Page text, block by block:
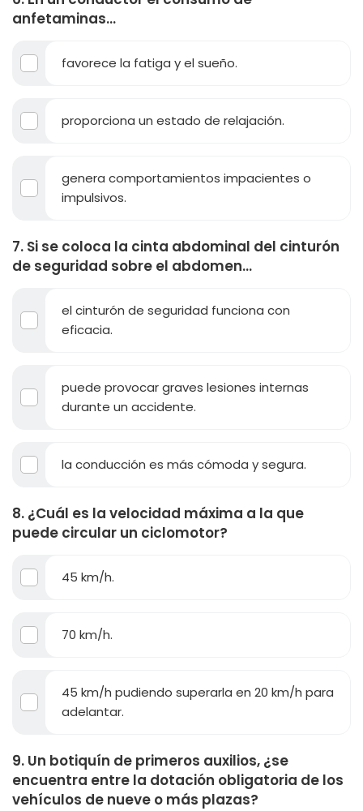
anfetaminas...
favorece la fatiga y el sueño.
proporciona un estado de relajación.
genera comportamientos impacientes o
impulsivos.
7. Si se coloca la cinta abdominal del cinturón
de seguridad sobre el abdomen...
el cinturón de seguridad funciona con
eficacia.
puede provocar graves lesiones internas
durante un accidente.
la conducción es más cómoda y segura.
8. ¿Cuál es la velocidad máxima a la que
puede circular un ciclomotor?
45 km/h.
70 km/h.
45 km/h pudiendo superarla en 20 km/h para
adelantar.
9. Un botiquín de primeros auxilios, ¿se
encuentra entre la dotación obligatoria de los
vehículos de nueve o más plazas?